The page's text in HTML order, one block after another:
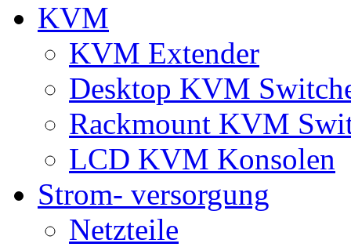
KVM
KVM Extender
Desktop KVM
Rackmount KVM
LCD KVM Konsolen
Strom- versorgung
Netzteile